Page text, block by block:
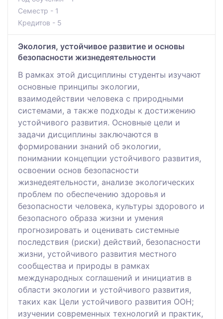
Семестр - 1
Кредитов - 5
Экология, устойчивое развитие и основы
безопасности жизнедеятельности
В рамках этой дисциплины студенты изучают
основные принципы экологии,
взаимодействии человека с природными
системами, а также подходы к достижению
устойчивого развития. Основные цели и
задачи дисциплины заключаются в
формировании знаний об экологии,
понимании концепции устойчивого развития,
освоении основ безопасности
жизнедеятельности, анализе экологических
проблем по обеспечению здоровья и
безопасности человека, культуры здорового и
безопасного образа жизни и умения
прогнозировать и оценивать системные
последствия (риски) действий, безопасности
жизни, устойчивого развития местного
сообщества и природы в рамках
международных соглашений и инициатив в
области экологии и устойчивого развития,
таких как Цели устойчивого развития ООН;
изучении современных технологий и практик,